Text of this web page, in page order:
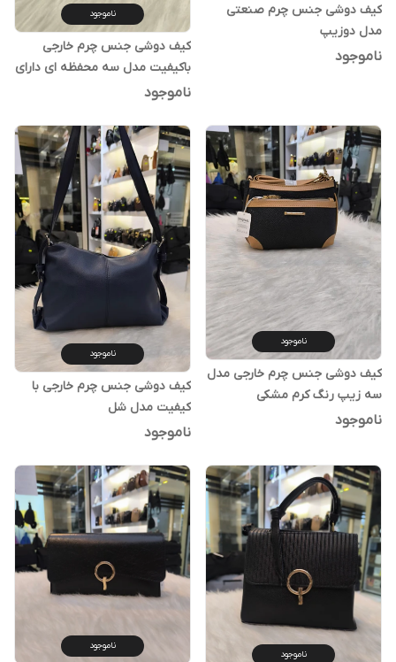
کیف دوشی جنس چرم صنعتی
مدل دوزیپ
ناموجود
ناموجود
کیف دوشی جنس چرم خارجی
باکیفیت مدل سه محفظه ای دارای
بند بلند
ناموجود
ناموجود
کیف دوشی جنس چرم خارجی مدل
سه زیپ رنگ کرم مشکی
ناموجود
ناموجود
کیف دوشی جنس چرم خارجی با
کیفیت مدل شل
ناموجود
ناموجود
ناموجود